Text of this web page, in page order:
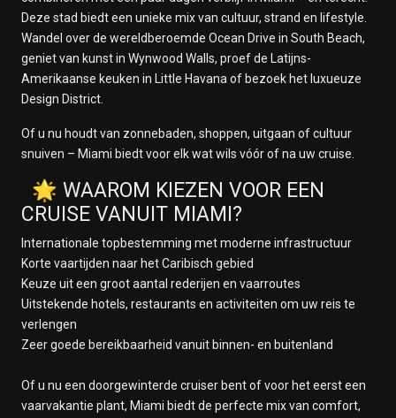
Deze stad biedt een unieke mix van cultuur, strand en lifestyle.
Wandel over de wereldberoemde Ocean Drive in South Beach,
geniet van kunst in Wynwood Walls, proef de Latijns-
Amerikaanse keuken in Little Havana of bezoek het luxueuze
Design District.
Of u nu houdt van zonnebaden, shoppen, uitgaan of cultuur
snuiven – Miami biedt voor elk wat wils vóór of na uw cruise.
🌟 WAAROM KIEZEN VOOR EEN
CRUISE VANUIT MIAMI?
Internationale topbestemming met moderne infrastructuur
Korte vaartijden naar het Caribisch gebied
Keuze uit een groot aantal rederijen en vaarroutes
Uitstekende hotels, restaurants en activiteiten om uw reis te
verlengen
Zeer goede bereikbaarheid vanuit binnen- en buitenland
Of u nu een doorgewinterde cruiser bent of voor het eerst een
vaarvakantie plant, Miami biedt de perfecte mix van comfort,